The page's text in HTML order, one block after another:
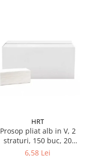
HRT
Prosop pliat alb in V, 2
straturi, 150 buc, 20
pachete/ bax
6,58 Lei